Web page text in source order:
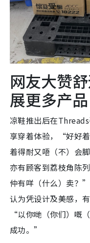
网友大赞
展更多产品
凉鞋推出后在
享穿着体验，“好好着
着得耐又唔（不）会
亦有顾客到荔枝角陈
仲有咩（什么）卖？
认为凭设计及美感，
“以你哋（你们）嘅
成功。”